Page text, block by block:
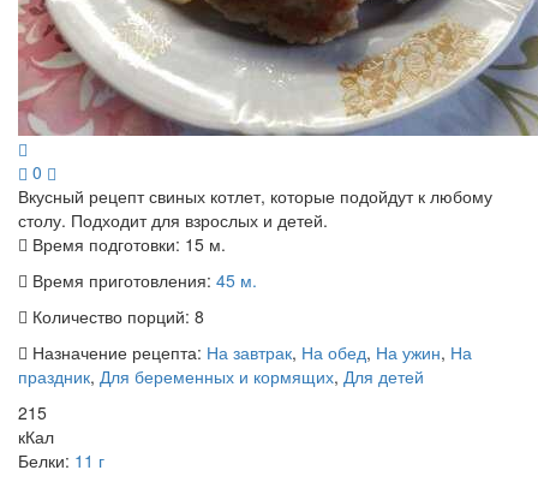
0
Вкусный рецепт свиных котлет, которые подойдут к любому
столу. Подходит для взрослых и детей.
Время подготовки: 15 м.
Время приготовления: 45 м.
Количество порций: 8
Назначение рецепта: На завтрак, На обед, На ужин, На
праздник, Для беременных и кормящих, Для детей
215
кКал
Белки: 11 г